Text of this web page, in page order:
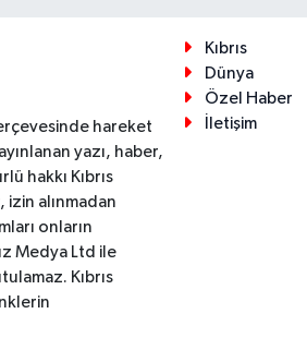
hareket
yazı, haber,
hakkı Kıbrıs
izin alınmadan
onların
Medya Ltd ile
Kıbrıs
Kıbrıs
Dünya
Özel Haber
İletişim